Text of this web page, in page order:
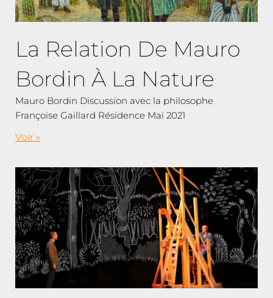
La Relation De Mauro
Bordin À La Nature
Mauro Bordin Discussion avec la philosophe
Françoise Gaillard Résidence Mai 2021
Voir »